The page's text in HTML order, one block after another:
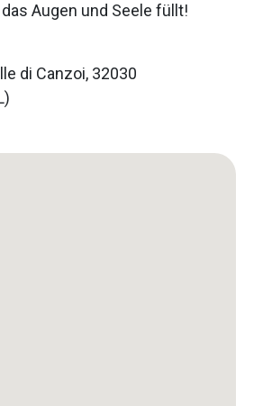
Augen und Seele füllt!
di Canzoi, 32030